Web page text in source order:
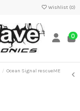
Wishlist (0)
0
Ocean Signal rescueME